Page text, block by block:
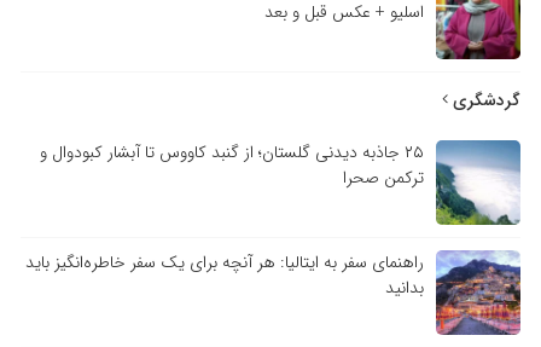
اسلیو + عکس قبل و بعد
۲۵ جاذبه دیدنی گلستان؛ از گنبد کاووس تا آبشار کبودوال و
ترکمن صحرا
راهنمای سفر به ایتالیا: هر آنچه برای یک سفر خاطره‌انگیز باید
بدانید